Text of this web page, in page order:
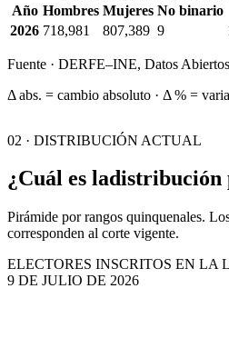
Año Hombres Mujeres No binario
2026 718,981 807,389 9
Fuente · DERFE–INE, Datos
Δ abs. = cambio absoluto · Δ % =
02 · DISTRIBUCIÓN ACTUAL
¿Cuál es ladistribución
Pirámide por rangos quinquenales.
corresponden al corte vigente.
ELECTORES INSCRITOS EN LA
9 DE JULIO DE 2026